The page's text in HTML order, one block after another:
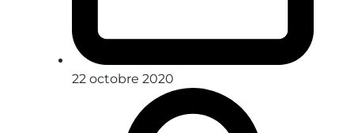
22 octobre 2020